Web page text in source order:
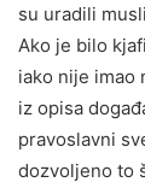
su uradili
Ako je bilo
iako nije imao
iz opisa
pravoslavni
dozvoljeno to